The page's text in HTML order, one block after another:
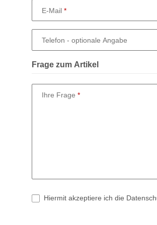
E-Mail
Telefon - optionale Angabe
Frage zum Artikel
Ihre Frage
Hiermit akzeptiere ich die